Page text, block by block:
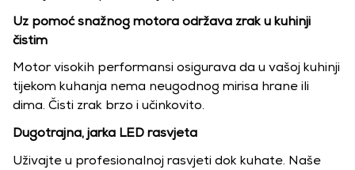
Uz pomoć snažnog motora održava zrak u kuhinji
čistim
Motor visokih performansi osigurava da u vašoj kuhinji
tijekom kuhanja nema neugodnog mirisa hrane ili
dima. Čisti zrak brzo i učinkovito.
Dugotrajna, jarka LED rasvjeta
Uživajte u profesionalnoj rasvjeti dok kuhate. Naše